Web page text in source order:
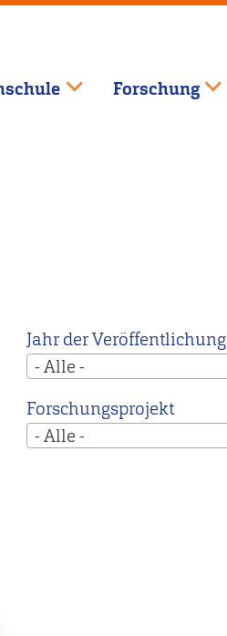
Forschung
Jahr der Veröffentlichung
- Alle -
Forschungsprojekt
- Alle -